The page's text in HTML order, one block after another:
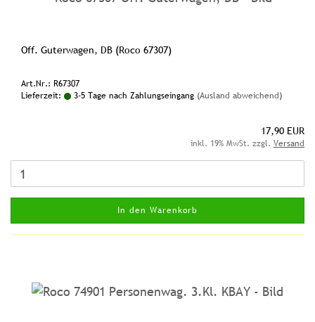
Off. Guterwagen, DB (Roco 67307)
Art.Nr.: R67307
Lieferzeit:
3-5 Tage nach Zahlungseingang (Ausland abweichend)
17,90 EUR
inkl. 19% MwSt. zzgl. Versand
In den Warenkorb